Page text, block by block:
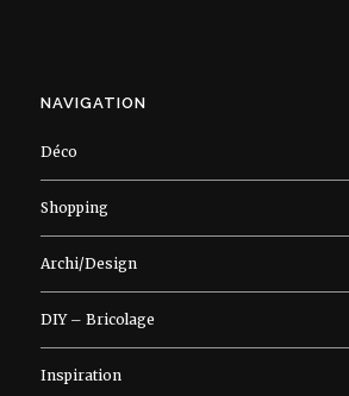
NAVIGATION
Déco
Shopping
Archi/Design
DIY – Bricolage
Inspiration